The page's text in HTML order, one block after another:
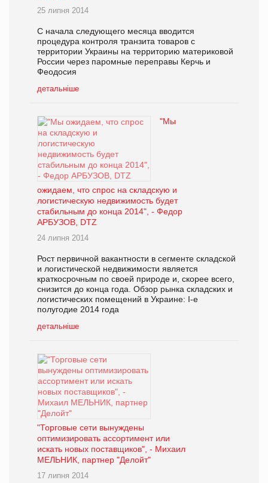
25 липня 2014
С начала следующего месяца вводится
процедура контроля транзита товаров с
территории Украины на территорию материковой
России через паромные переправы Керчь и
Феодосия
детальніше
"Мы
ожидаем, что спрос на складскую и
логистическую недвижимость будет
стабильным до конца 2014", - Федор
АРБУЗОВ, DTZ
24 липня 2014
Рост первичной вакантности в сегменте складской
и логистической недвижимости является
краткосрочным по своей природе и, скорее всего,
снизится до конца года. Обзор рынка складских и
логистических помещений в Украине: І-е
полугодие 2014 года
детальніше
"Торговые сети вынуждены
оптимизировать ассортимент или
искать новых поставщиков", - Михаил
МЕЛЬНИК, партнер "Делойт"
17 липня 2014